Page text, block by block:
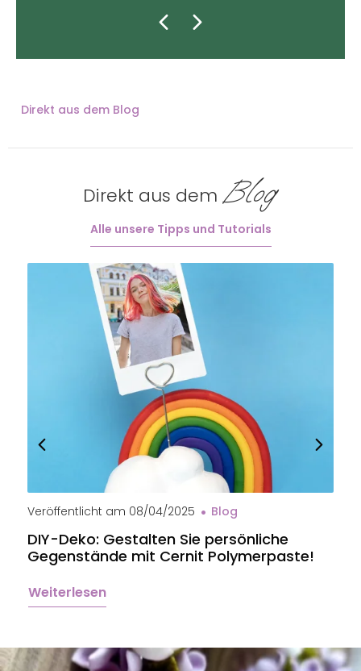
Direkt aus dem Blog
Direkt aus dem Blog
Alle unsere Tipps und Tutorials
Veröffentlicht am 08/04/2025 Blog
DIY-Deko: Gestalten Sie persönliche
Gegenstände mit Cernit Polymerpaste!
Weiterlesen